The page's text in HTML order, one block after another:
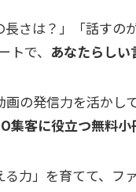
さは？」「話すの
で、 あなたらし
の発信力を活かし
集客に役立つ無料小
る力」を育てて、